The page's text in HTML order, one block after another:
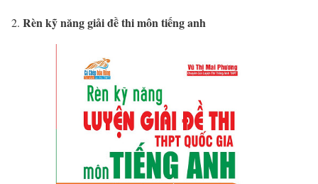
Rèn kỹ năng giải đề thi môn tiếng anh